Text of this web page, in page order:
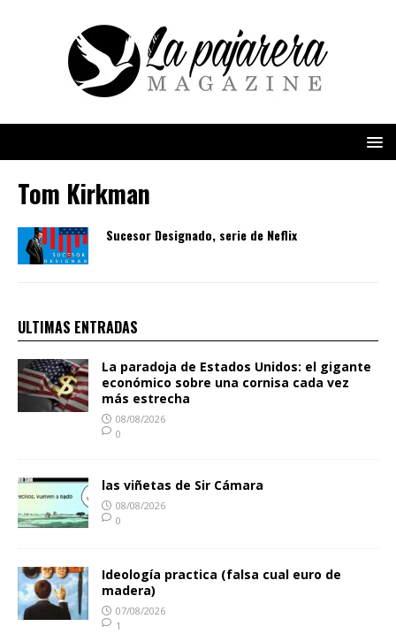
Tom Kirkman
Sucesor Designado, serie de Neflix
ULTIMAS ENTRADAS
La paradoja de Estados Unidos: el gigante
económico sobre una cornisa cada vez
más estrecha
08/08/2026
0
las viñetas de Sir Cámara
08/08/2026
0
Ideología practica (falsa cual euro de
madera)
07/08/2026
1